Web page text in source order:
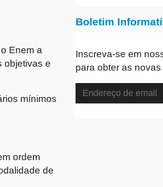
Enem a
objetivas e
mínimos
ordem
de
Boletim
Inscreva-se em
para obter as